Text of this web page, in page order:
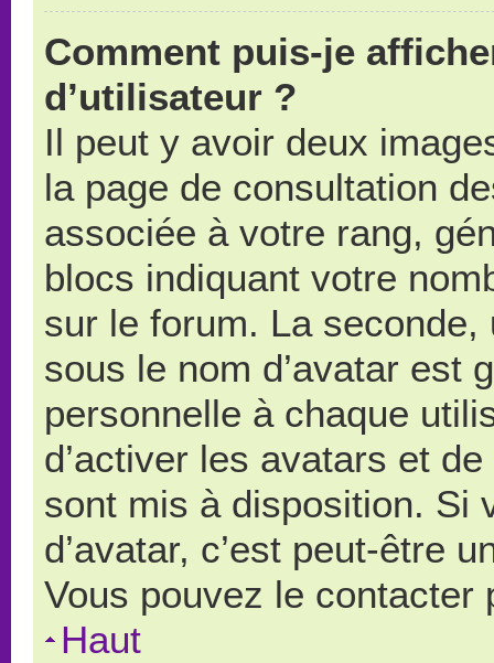
Comment puis-je
d’utilisateur ?
Il peut y avoir deux
la page de consultation
associée à votre rang,
blocs indiquant votre
sur le forum. La
sous le nom d’avatar est
personnelle à chaque
d’activer les avatars et
sont mis à disposition. Si
d’avatar, c’est peut-être
Vous pouvez le contacter
Haut